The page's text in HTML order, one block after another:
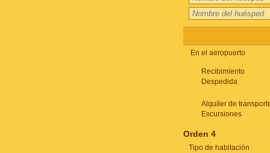
En el aeropuerto
Recibimiento
Despedida
Alquiler de
Excursiones
Orden 4
Tipo de habitación